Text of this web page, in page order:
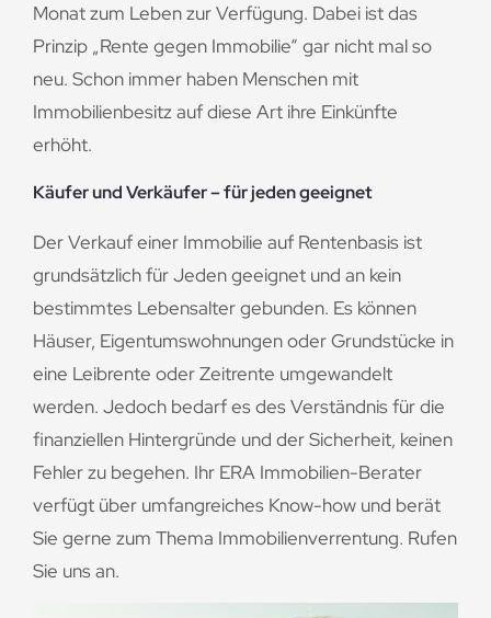
Monat zum Leben zur Verfügung. Dabei ist das
Prinzip „Rente gegen Immobilie“ gar nicht mal so
neu. Schon immer haben Menschen mit
Immobilienbesitz auf diese Art ihre Einkünfte
erhöht.
Käufer und Verkäufer – für jeden geeignet
Der Verkauf einer Immobilie auf Rentenbasis ist
grundsätzlich für Jeden geeignet und an kein
bestimmtes Lebensalter gebunden. Es können
Häuser, Eigentumswohnungen oder Grundstücke in
eine Leibrente oder Zeitrente umgewandelt
werden. Jedoch bedarf es des Verständnis für die
finanziellen Hintergründe und der Sicherheit, keinen
Fehler zu begehen. Ihr ERA Immobilien-Berater
verfügt über umfangreiches Know-how und berät
Sie gerne zum Thema Immobilienverrentung. Rufen
Sie uns an.